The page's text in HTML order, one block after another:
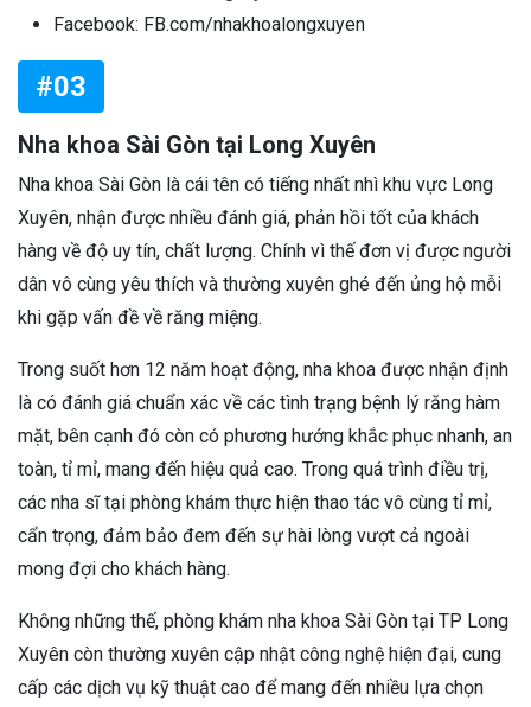
Facebook: FB.com/nhakhoalongxuyen
#03
Nha khoa Sài Gòn tại Long Xuyên
Nha khoa Sài Gòn là cái tên có tiếng nhất nhì khu vực Long
Xuyên, nhận được nhiều đánh giá, phản hồi tốt của khách
hàng về độ uy tín, chất lượng. Chính vì thế đơn vị được người
dân vô cùng yêu thích và thường xuyên ghé đến ủng hộ mỗi
khi gặp vấn đề về răng miệng.
Trong suốt hơn 12 năm hoạt động, nha khoa được nhận định
là có đánh giá chuẩn xác về các tình trạng bệnh lý răng hàm
mặt, bên cạnh đó còn có phương hướng khắc phục nhanh, an
toàn, tỉ mỉ, mang đến hiệu quả cao. Trong quá trình điều trị,
các nha sĩ tại phòng khám thực hiện thao tác vô cùng tỉ mỉ,
cẩn trọng, đảm bảo đem đến sự hài lòng vượt cả ngoài
mong đợi cho khách hàng.
Không những thế, phòng khám nha khoa Sài Gòn tại TP Long
Xuyên còn thường xuyên cập nhật công nghệ hiện đại, cung
cấp các dịch vụ kỹ thuật cao để mang đến nhiều lựa chọn